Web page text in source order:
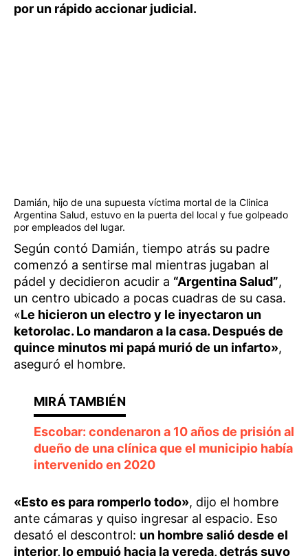
por un rápido accionar judicial.
Damián, hijo de una supuesta víctima mortal de la Clinica
Argentina Salud, estuvo en la puerta del local y fue golpeado
por empleados del lugar.
Según contó Damián, tiempo atrás su padre
comenzó a sentirse mal mientras jugaban al
pádel y decidieron acudir a “Argentina Salud”,
un centro ubicado a pocas cuadras de su casa.
«Le hicieron un electro y le inyectaron un
ketorolac. Lo mandaron a la casa. Después de
quince minutos mi papá murió de un infarto»,
aseguró el hombre.
Escobar: condenaron a 10 años de prisión al
dueño de una clínica que el municipio había
intervenido en 2020
«Esto es para romperlo todo», dijo el hombre
ante cámaras y quiso ingresar al espacio. Eso
desató el descontrol: un hombre salió desde el
interior, lo empujó hacia la vereda, detrás suyo